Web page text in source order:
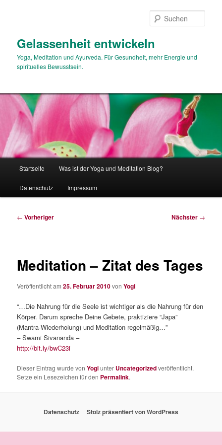
Gelassenheit entwickeln
Yoga, Meditation und Ayurveda. Für Gesundheit, mehr Energie und
spirituelles Bewusstsein.
Startseite Was ist der Yoga und Meditation Blog?
Datenschutz Impressum
Beitragsnavigation
← Vorheriger Nächster →
Meditation – Zitat des Tages
Veröffentlicht am25. Februar 2010vonYogi
“…Die Nahrung für die Seele ist wichtiger als die Nahrung für den
Körper. Darum spreche Deine Gebete, praktiziere “Japa”
(Mantra-Wiederholung) und Meditation regelmäßig…”
– Swami Sivananda –
http://bit.ly/bwC23i
Dieser Eintrag wurde vonYogiunter Uncategorizedveröffentlicht.
Setze ein Lesezeichen für den Permalink.
Datenschutz Stolz präsentiert von WordPress